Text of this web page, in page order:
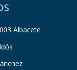
Albacete